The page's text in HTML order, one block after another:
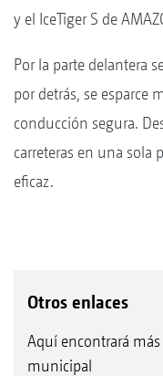
y el IceTiger S de
Por la parte delantera
por detrás, se esparce
conducción segura.
carreteras en una sola
eficaz.
Otros enlaces
Aquí encontrará
municipal